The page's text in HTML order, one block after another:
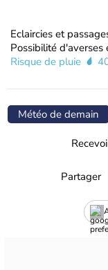
Eclaircies et
Possibilité d'averses
Risque de pluie
Météo de demain
Partager